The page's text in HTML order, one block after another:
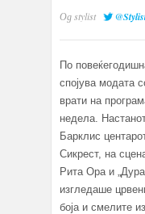
Одstylist
По
спојува модата
врати на
недела.
Барклис
Сикрест, на
Рита Ора и
изгледаше
боја и смелите